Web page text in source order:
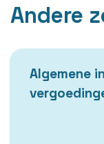
Andere
Algemene